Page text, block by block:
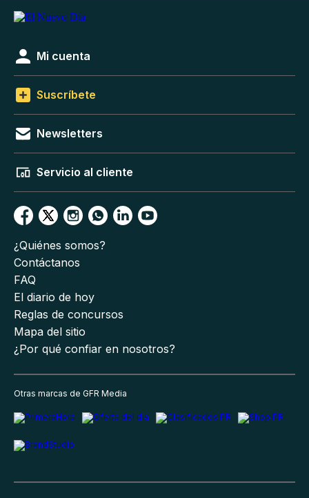
Mi cuenta
Suscríbete
Newsletters
Servicio al cliente
¿Quiénes somos?
Contáctanos
FAQ
El diario de hoy
Reglas de concursos
Mapa del sitio
¿Por qué confiar en nosotros?
Otras marcas de GFR Media